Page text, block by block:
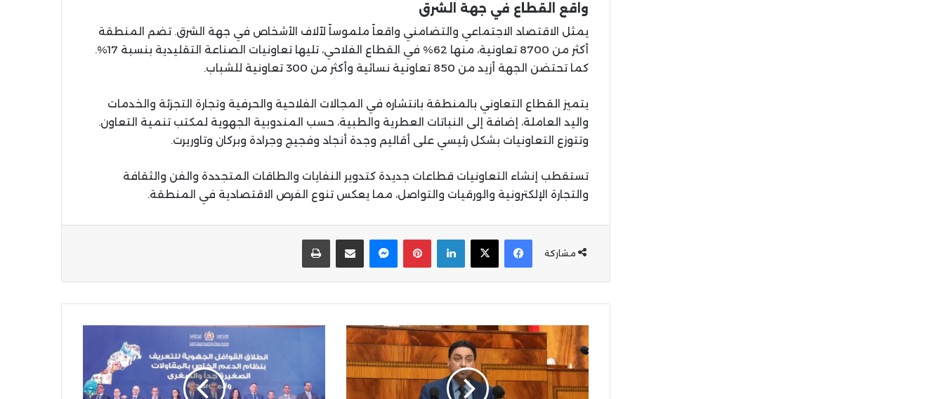
واقع القطاع في جهة الشرق
يمثل الاقتصاد الاجتماعي والتضامني واقعاً ملموساً لآلاف الأشخاص في جهة الشرق. تضم المنطقة
أكثر من 8700 تعاونية، منها 62% في القطاع الفلاحي، تليها تعاونيات الصناعة التقليدية بنسبة 17%.
كما تحتضن الجهة أزيد من 850 تعاونية نسائية وأكثر من 300 تعاونية للشباب.
يتميز القطاع التعاوني بالمنطقة بانتشاره في المجالات الفلاحية والحرفية وتجارة التجزئة والخدمات
واليد العاملة، إضافة إلى النباتات العطرية والطبية، حسب المندوبية الجهوية لمكتب تنمية التعاون.
وتتوزع التعاونيات بشكل رئيسي على أقاليم وجدة أنجاد وفجيج وجرادة وبركان وتاوريرت.
تستقطب إنشاء التعاونيات قطاعات جديدة كتدوير النفايات والطاقات المتجددة والفن والثقافة
والتجارة الإلكترونية والورقيات والتواصل، مما يعكس تنوع الفرص الاقتصادية في المنطقة.
مشاركة
Facebook
X
LinkedIn
Pinterest
Messengerالمشاركة عبر البريد الإلكترونياطبعها
حجيرة
يعلن
عن
شباك
موحد
الحكومة
جديدة